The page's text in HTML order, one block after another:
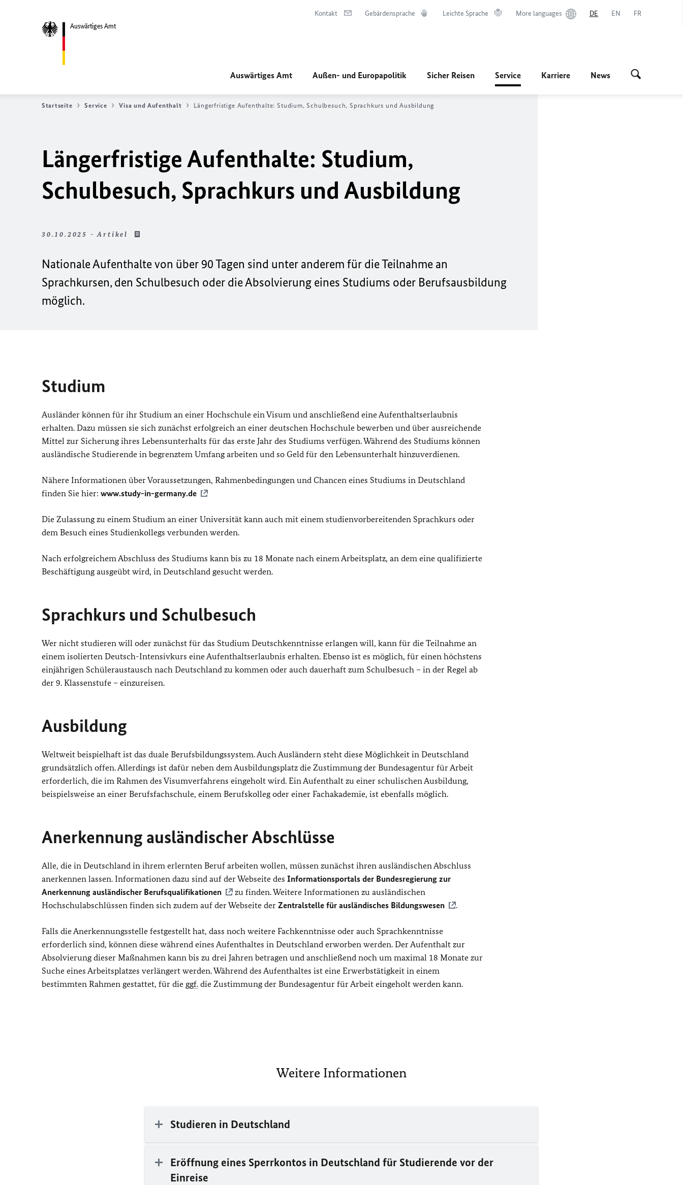
Auswärtiges Amt
Kontakt Gebärdensprache Leichte Sprache More languages DE EN FR
Auswärtiges Amt Außen- und Europapolitik Sicher Reisen Service Karriere News
Startseite Service Visa und Aufenthalt Längerfristige Aufenthalte: Studium, Schulbesuch, Sprachkurs und Ausbildung
Längerfristige Aufenthalte: Studium,
Schulbesuch, Sprachkurs und Ausbildung
30.10.2025 - Artikel
Nationale Aufenthalte von über 90 Tagen sind unter anderem für die Teilnahme an
Sprachkursen, den Schulbesuch oder die Absolvierung eines Studiums oder Berufsausbildung
möglich.
Studium
Ausländer können für ihr Studium an einer Hochschule ein Visum und anschließend eine Aufenthaltserlaubnis
erhalten. Dazu müssen sie sich zunächst erfolgreich an einer deutschen Hochschule bewerben und über ausreichende
Mittel zur Sicherung ihres Lebensunterhalts für das erste Jahr des Studiums verfügen. Während des Studiums können
ausländische Studierende in begrenztem Umfang arbeiten und so Geld für den Lebensunterhalt hinzuverdienen.
Nähere Informationen über Voraussetzungen, Rahmenbedingungen und Chancen eines Studiums in Deutschland
finden Sie hier: www.study-in-germany.de
Die Zulassung zu einem Studium an einer Universität kann auch mit einem studienvorbereitenden Sprachkurs oder
dem Besuch eines Studienkollegs verbunden werden.
Nach erfolgreichem Abschluss des Studiums kann bis zu 18 Monate nach einem Arbeitsplatz, an dem eine qualifizierte
Beschäftigung ausgeübt wird, in Deutschland gesucht werden.
Sprachkurs und Schulbesuch
Wer nicht studieren will oder zunächst für das Studium Deutschkenntnisse erlangen will, kann für die Teilnahme an
einem isolierten Deutsch-Intensivkurs eine Aufenthaltserlaubnis erhalten. Ebenso ist es möglich, für einen höchstens
einjährigen Schüleraustausch nach Deutschland zu kommen oder auch dauerhaft zum Schulbesuch – in der Regel ab
der 9. Klassenstufe – einzureisen.
Ausbildung
Weltweit beispielhaft ist das duale Berufsbildungssystem. Auch Ausländern steht diese Möglichkeit in Deutschland
grundsätzlich offen. Allerdings ist dafür neben dem Ausbildungsplatz die Zustimmung der Bundesagentur für Arbeit
erforderlich, die im Rahmen des Visumverfahrens eingeholt wird. Ein Aufenthalt zu einer schulischen Ausbildung,
beispielsweise an einer Berufsfachschule, einem Berufskolleg oder einer Fachakademie, ist ebenfalls möglich.
Anerkennung ausländischer Abschlüsse
Alle, die in Deutschland in ihrem erlernten Beruf arbeiten wollen, müssen zunächst ihren ausländischen Abschluss
anerkennen lassen. Informationen dazu sind auf der Webseite des Informationsportals der Bundesregierung zur
Anerkennung ausländischer Berufsqualifikationen
zu finden. Weitere Informationen zu ausländischen
Hochschulabschlüssen finden sich zudem auf der Webseite der Zentralstelle für ausländisches Bildungswesen .
Falls die Anerkennungsstelle festgestellt hat, dass noch weitere Fachkenntnisse oder auch Sprachkenntnisse
erforderlich sind, können diese während eines Aufenthaltes in Deutschland erworben werden. Der Aufenthalt zur
Absolvierung dieser Maßnahmen kann bis zu drei Jahren betragen und anschließend noch um maximal 18 Monate zur
Suche eines Arbeitsplatzes verlängert werden. Während des Aufenthaltes ist eine Erwerbstätigkeit in einem
bestimmten Rahmen gestattet, für die ggf. die Zustimmung der Bundesagentur für Arbeit eingeholt werden kann.
Weitere Informationen
Studieren in Deutschland
Eröffnung eines Sperrkontos in Deutschland für Studierende vor der
Einreise